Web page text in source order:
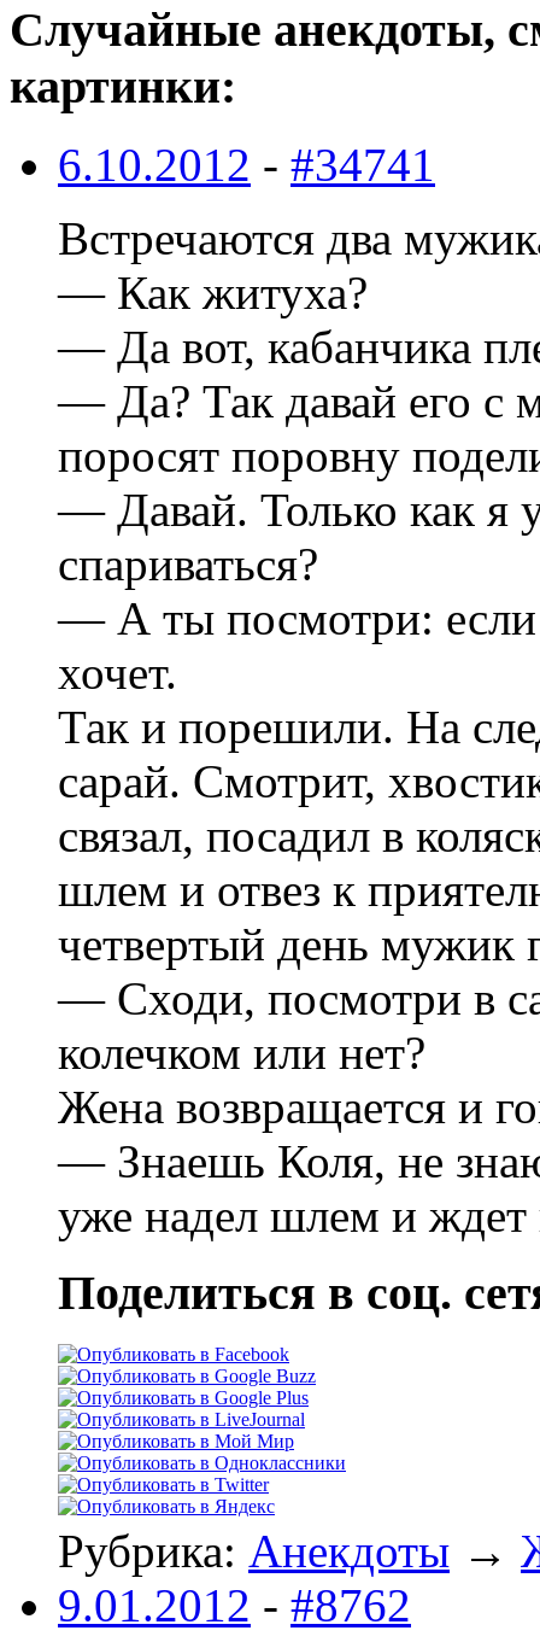
Случайные анекдоты,
картинки:
6.10.2012 - #34741
Встречаются два
— Как житуха?
— Да вот, кабанчика
— Да? Так давай его с
поросят поровну
— Давай. Только как я
спариваться?
— А ты посмотри: если
хочет.
Так и порешили. На
сарай. Смотрит,
связал, посадил в
шлем и отвез к
четвертый день мужик
— Сходи, посмотри в
колечком или нет?
Жена возвращается и
— Знаешь Коля, не
уже надел шлем и ждет
Поделиться в соц.
Рубрика: Анекдоты →
9.01.2012 - #8762